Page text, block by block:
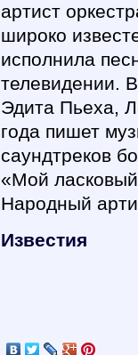
артист
широко
исполнила
телевидении.
Эдита Пьеха,
года пишет
саундтреков
«Мой
Народный
Известия